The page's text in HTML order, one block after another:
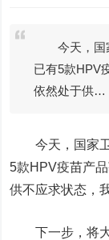
今天，国家
已有5款HPV
依然处于供…
今天，国家卫
5款HPV疫苗产
供不应求状态，
下一步，将大